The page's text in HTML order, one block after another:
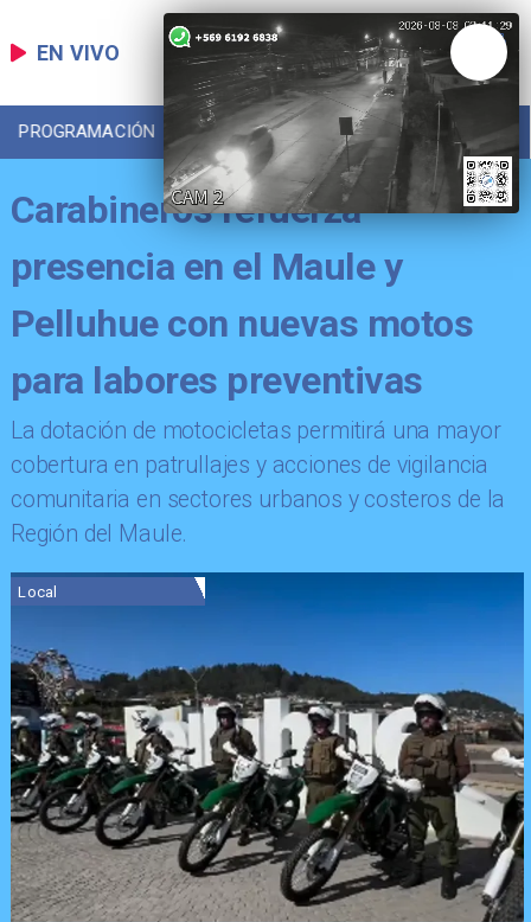
EN VIVO
PROGRAMACIÓN LOCAL DEPORTES
Carabineros refuerza
presencia en el Maule y
Pelluhue con nuevas motos
para labores preventivas
​La dotación de motocicletas permitirá una mayor
cobertura en patrullajes y acciones de vigilancia
comunitaria en sectores urbanos y costeros de la
Región del Maule.
Local